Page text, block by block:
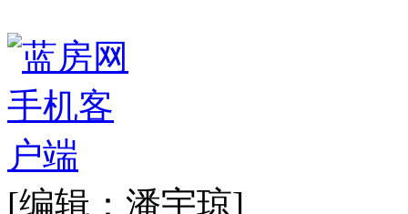
[编辑：潘宇琼]